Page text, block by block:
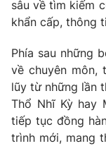
sâu về tìm kiếm
khẩn cấp, thông
Phía sau những
về chuyên môn,
lũy từ những lần
Thổ Nhĩ Kỳ hay
tiếp tục đồng
trình mới, mang